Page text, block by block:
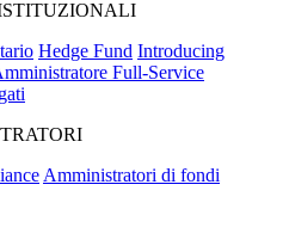
Hedge Fund Introducing
Full-Service
Amministratori di fondi